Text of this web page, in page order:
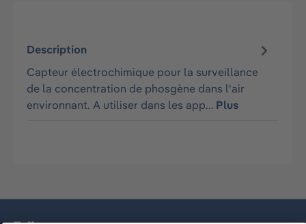
Description
Capteur électrochimique pour la surveillance
de la concentration de phosgène dans l'air
environnant. A utiliser dans les app… Plus